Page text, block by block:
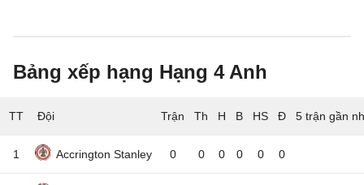
Bảng xếp hạng Hạng 4 Anh
TT Đội 5 trận gần
1 Accrington Stanley 0 0 0 0 0 0